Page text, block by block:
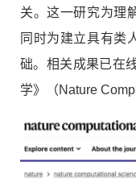
关。这一研究为理
同时为建立具有类
础。相关成果已在
学》（Nature